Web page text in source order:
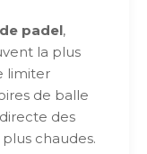
padel,
la plus
limiter
de balle
des
chaudes.